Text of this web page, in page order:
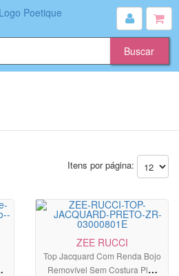
Itens por página:
ZEE RUCCI
Top Jacquard Com Renda Bojo
Removível Sem Costura Plus